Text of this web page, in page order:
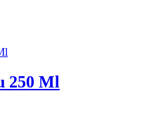
250 Ml